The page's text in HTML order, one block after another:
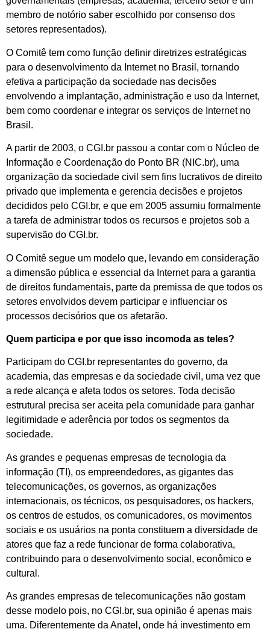
membro de notório saber escolhido por consenso dos
setores representados).
O Comitê tem como função definir diretrizes estratégicas
para o desenvolvimento da Internet no Brasil, tornando
efetiva a participação da sociedade nas decisões
envolvendo a implantação, administração e uso da Internet,
bem como coordenar e integrar os serviços de Internet no
Brasil.
A partir de 2003, o CGI.br passou a contar com o Núcleo de
Informação e Coordenação do Ponto BR (NIC.br), uma
organização da sociedade civil sem fins lucrativos de direito
privado que implementa e gerencia decisões e projetos
decididos pelo CGI.br, e que em 2005 assumiu formalmente
a tarefa de administrar todos os recursos e projetos sob a
supervisão do CGI.br.
O Comitê segue um modelo que, levando em consideração
a dimensão pública e essencial da Internet para a garantia
de direitos fundamentais, parte da premissa de que todos os
setores envolvidos devem participar e influenciar os
processos decisórios que os afetarão.
Quem participa e por que isso incomoda as teles?
Participam do CGI.br representantes do governo, da
academia, das empresas e da sociedade civil, uma vez que
a rede alcança e afeta todos os setores. Toda decisão
estrutural precisa ser aceita pela comunidade para ganhar
legitimidade e aderência por todos os segmentos da
sociedade.
As grandes e pequenas empresas de tecnologia da
informação (TI), os empreendedores, as gigantes das
telecomunicações, os governos, as organizações
internacionais, os técnicos, os pesquisadores, os hackers,
os centros de estudos, os comunicadores, os movimentos
sociais e os usuários na ponta constituem a diversidade de
atores que faz a rede funcionar de forma colaborativa,
contribuindo para o desenvolvimento social, econômico e
cultural.
As grandes empresas de telecomunicações não gostam
desse modelo pois, no CGI.br, sua opinião é apenas mais
uma. Diferentemente da Anatel, onde há investimento em